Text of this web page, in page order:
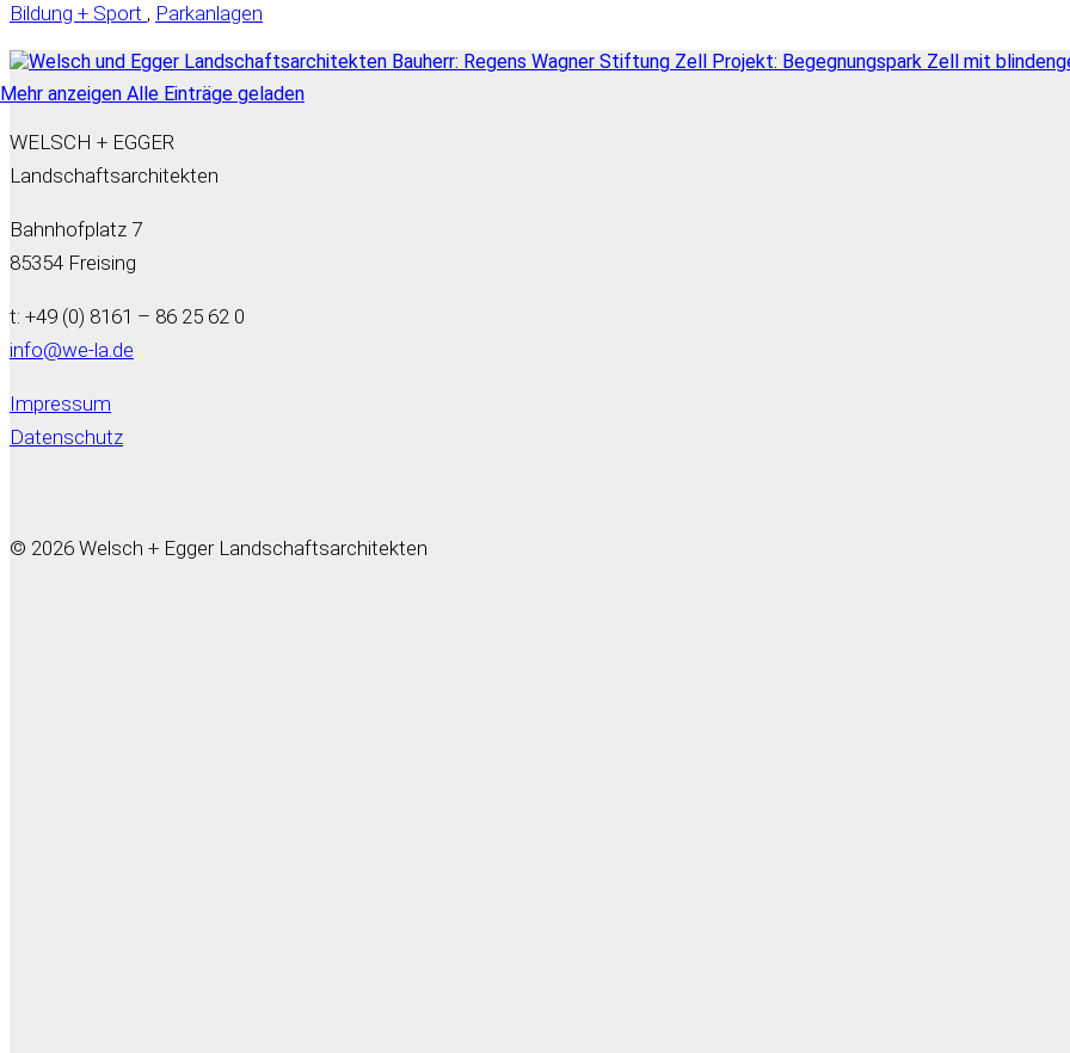
Bildung + Sport , Parkanlagen
Mehr anzeigen Alle Einträge geladen
WELSCH + EGGER
Landschaftsarchitekten
Bahnhofplatz 7
85354 Freising
t: +49 (0) 8161 – 86 25 62 0
info@we-la.de
Impressum
Datenschutz
© 2026 Welsch + Egger Landschaftsarchitekten